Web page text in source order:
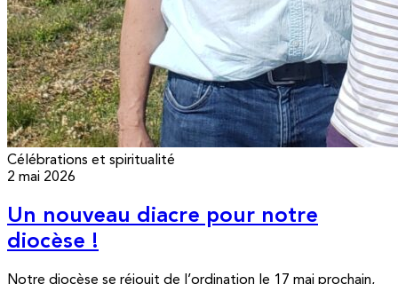
Célébrations et spiritualité
2 mai 2026
Un nouveau diacre pour notre
diocèse !
Notre diocèse se réjouit de l’ordination le 17 mai prochain,